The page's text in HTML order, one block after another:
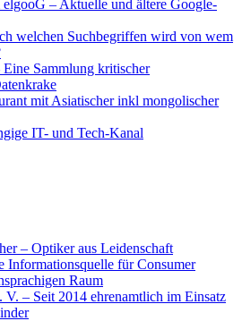
– Aktuelle und ältere Google-
welchen Suchbegriffen wird von wem
Eine Sammlung kritischer
mit Asiatischer inkl mongolischer
IT- und Tech-Kanal
– Optiker aus Leidenschaft
Informationsquelle für Consumer
Raum
V. – Seit 2014 ehrenamtlich im Einsatz